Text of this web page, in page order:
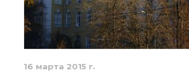
16 марта 2015 г.